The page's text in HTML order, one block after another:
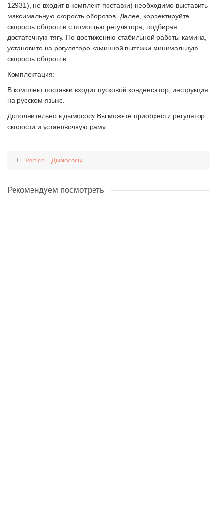
12931), не входит в комплект поставки) необходимо выставить
максимальную скорость оборотов. Далее, корректируйте
скорость оборотов с помощью регулятора, подбирая
достаточную тягу. По достижению стабильной работы камина,
установите на регуляторе каминной вытяжки минимальную
скорость оборотов.
Комплектация:
В комплект поставки входит пусковой конденсатор, инструкция
на русском языке.
Дополнительно к дымососу Вы можете приобрести регулятор
скорости и установочную раму.
Vortice Дымососы
Рекомендуем посмотреть